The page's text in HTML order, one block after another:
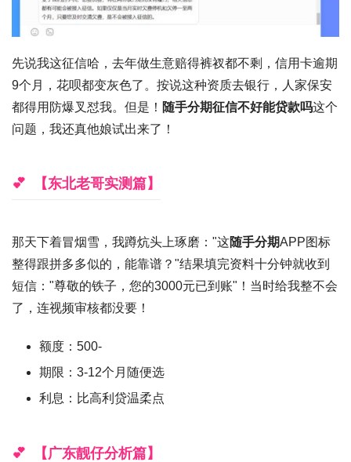
先说我这征信哈，去年做生意赔得裤衩都不剩， 信用卡逾期
9个月
，花呗都变灰色了。按说这种资质去银行，人家保安
都得用防爆叉怼我。但是！ 随手分期征信不好能贷款吗这个
问题，我还真他娘试出来了！
【东北老哥实测篇】
那天下着冒烟雪，我蹲炕头上琢磨："这随手分期APP图标
整得跟拼多多似的，能靠谱？"结果填完资料十分钟就收到
短信："尊敬的铁子，您的3000元已到账" ！当时给我整不会
了，连视频审核都没要！
额度：500-
期限：3-12个月随便选
利息：比高利贷温柔点
【广东靓仔分析篇】